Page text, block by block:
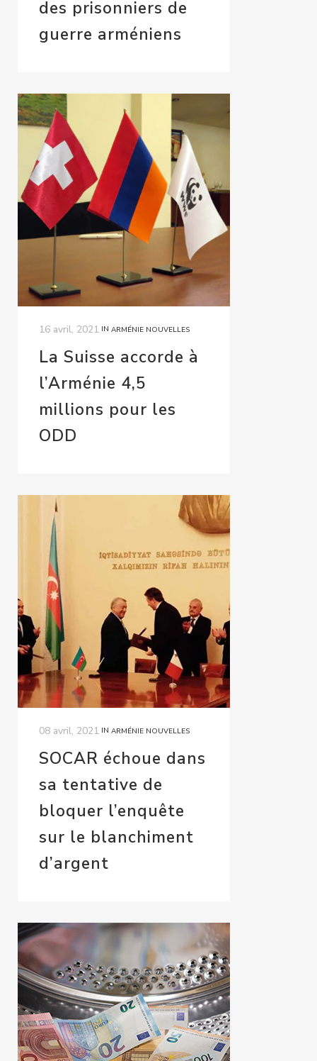
des prisonniers de
guerre arméniens
16 avril, 2021 IN ARMÉNIE NOUVELLES
La Suisse accorde à
l’Arménie 4,5
millions pour les
ODD
08 avril, 2021 IN ARMÉNIE NOUVELLES
SOCAR échoue dans
sa tentative de
bloquer l’enquête
sur le blanchiment
d’argent